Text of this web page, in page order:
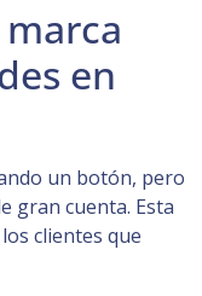
en
un botón, pero
gran cuenta. Esta
clientes que